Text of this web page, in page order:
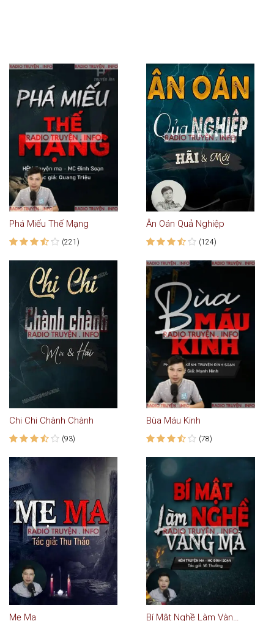
Phá Miếu Thế Mạng
(221)
Ân Oán Quả Nghiệp
(124)
Chi Chi Chành Chành
(93)
Bùa Máu Kinh
(78)
Mẹ Ma Bí Mật Nghề Làm Vàng Mã